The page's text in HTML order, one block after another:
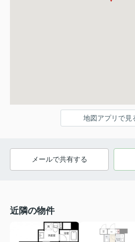
地図アプリで見
メールで共有する
近隣の物件